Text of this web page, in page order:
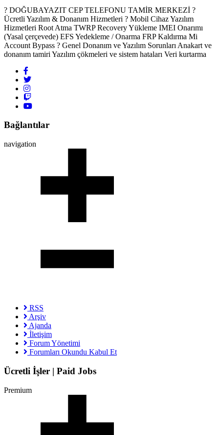
? DOĞUBAYAZIT CEP TELEFONU TAMİR MERKEZİ ?️
Ücretli Yazılım & Donanım Hizmetleri ? Mobil Cihaz Yazılım
Hizmetleri Root Atma TWRP Recovery Yükleme IMEI Onarımı
(Yasal çerçevede) EFS Yedekleme / Onarma FRP Kaldırma Mi
Account Bypass ? Genel Donanım ve Yazılım Sorunları Anakart ve
donanım tamiri Yazılım çökmeleri ve sistem hataları Veri kurtarma
Bağlantılar
navigation
RSS
Arşiv
Ajanda
İletişim
Forum Yönetimi
Forumları Okundu Kabul Et
Ücretli İşler | Paid Jobs
Premium